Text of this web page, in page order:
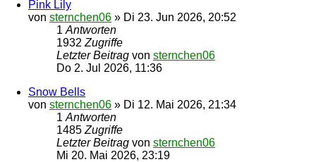
Pink Lily
von sternchen06 » Di 23. Jun 2026, 20:52
1 Antworten
1932 Zugriffe
Letzter Beitrag von sternchen06
Do 2. Jul 2026, 11:36
Snow Bells
von sternchen06 » Di 12. Mai 2026, 21:34
1 Antworten
1485 Zugriffe
Letzter Beitrag von sternchen06
Mi 20. Mai 2026, 23:19